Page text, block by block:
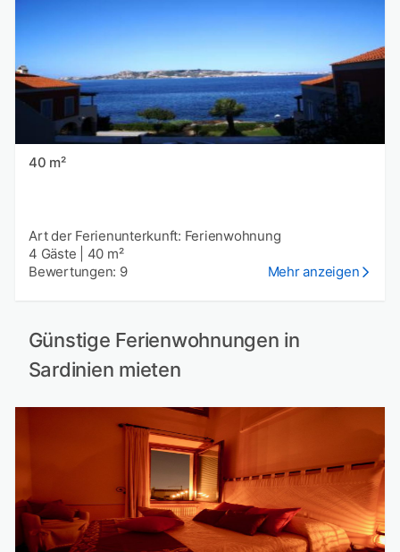
40 m²
Art der Ferienunterkunft: Ferienwohnung
4 Gäste
40 m²
Bewertungen: 9
Mehr anzeigen
Günstige Ferienwohnungen in
Sardinien mieten